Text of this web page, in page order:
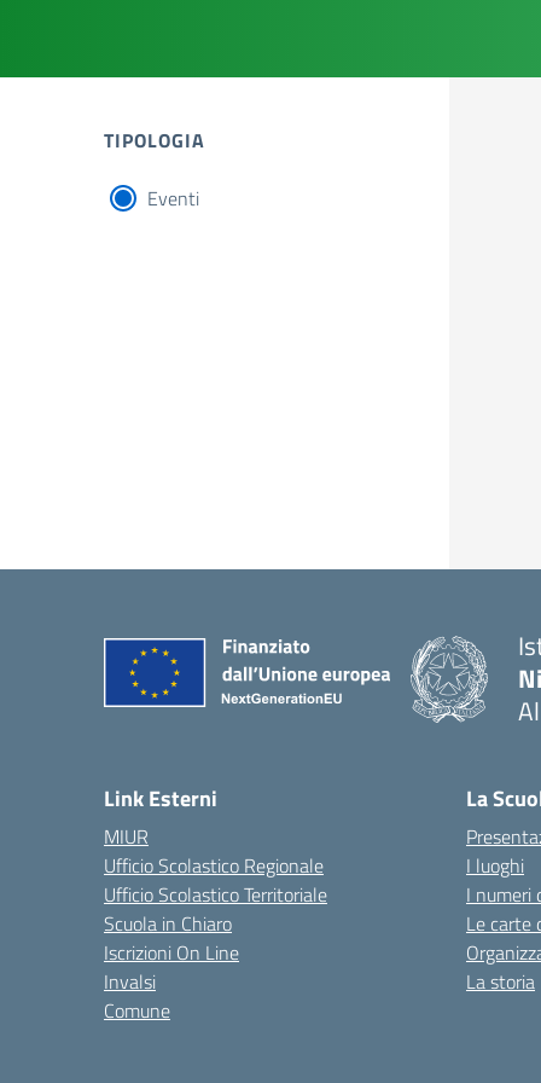
TIPOLOGIA
tipologia di articoli
Eventi
Link Esterni
MIUR
Ufficio Scolastico Regionale
Ufficio Scolastico Territoriale
Scuola in Chiaro
Iscrizioni On Line
Invalsi
Comune
La
I luoghi
I numeri
Le carte
La storia